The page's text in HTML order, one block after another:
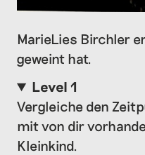
MarieLies Birchler
geweint hat.
Level 1
Vergleiche den
mit von dir
Kleinkind.